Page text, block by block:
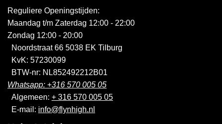
Reguliere Openingstijden:
Maandag t/m Zaterdag 12:00 - 22:00
Zondag 12:00 - 20:00
Noordstraat 66 5038 EK Tilburg
KvK: 57230099
BTW-nr: NL852492212B01
Whatsapp: +316 570 005 05
Algemeen: + 316 570 005 05
E-mail: info@flynhigh.nl